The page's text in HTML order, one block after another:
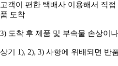
고객이 편한 택배사 이용해서 직
품 도착
3) 도착 후 제품 및 부속물 손상이
상기 1), 2), 3) 사항에 위배되면 반